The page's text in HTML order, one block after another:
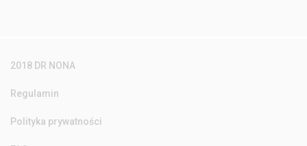
2018 DR NONA
Regulamin
Polityka prywatności